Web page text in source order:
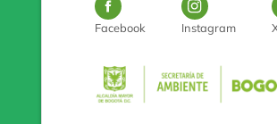
Facebook Logo Facebook
InstagramLogo